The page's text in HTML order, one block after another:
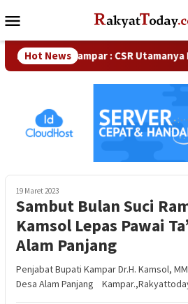
ke
Mobile
Hot News
DPRD Kampar : CSR Utamanya Hak
19 Maret 2023
Sambut Bulan Suci
Kamsol Lepas Pawai
Alam Panjang
Penjabat Bupati Kampar Dr.H. Kamsol,
Desa Alam Panjang